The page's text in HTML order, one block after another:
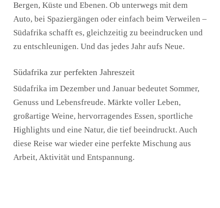
Bergen, Küste und Ebenen. Ob unterwegs mit dem
Auto, bei Spaziergängen oder einfach beim Verweilen –
Südafrika schafft es, gleichzeitig zu beeindrucken und
zu entschleunigen. Und das jedes Jahr aufs Neue.
Südafrika zur perfekten Jahreszeit
Südafrika im Dezember und Januar bedeutet Sommer,
Genuss und Lebensfreude. Märkte voller Leben,
großartige Weine, hervorragendes Essen, sportliche
Highlights und eine Natur, die tief beeindruckt. Auch
diese Reise war wieder eine perfekte Mischung aus
Arbeit, Aktivität und Entspannung.